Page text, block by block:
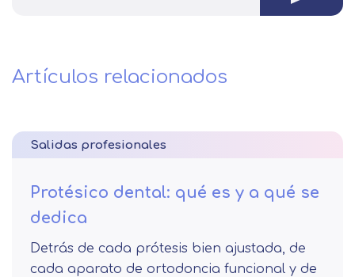
Artículos relacionados
Salidas profesionales
Protésico dental: qué es y a qué se
dedica
Detrás de cada prótesis bien ajustada, de
cada aparato de ortodoncia funcional y de